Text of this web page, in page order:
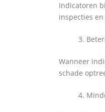
Indicatoren
inspecties
Wanneer
schade